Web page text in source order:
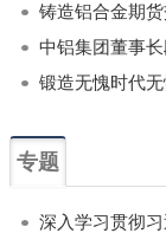
铸造铝合金期
专题
深入学习贯彻